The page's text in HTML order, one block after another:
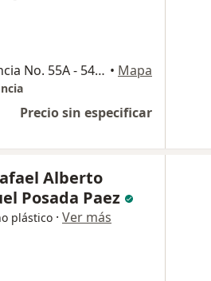
Avenida González Valencia No. 55A - 54 Cons 405. Edificio Deck Tower, Bucaramanga • Mapa
Precio sin especificar
Alberto
Posada Paez
plástico · Ver más